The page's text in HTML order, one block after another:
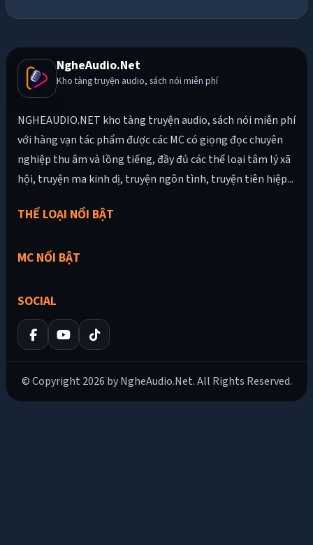
NgheAudio.Net
Kho tàng truyện audio, sách nói miễn phí
NGHEAUDIO.NET kho tàng truyện audio, sách nói miễn phí
với hàng vạn tác phẩm được các MC có giọng đọc chuyên
nghiệp thu âm và lồng tiếng, đầy đủ các thể loại tâm lý xã
hội, truyện ma kinh dị, truyện ngôn tình, truyện tiên hiệp...
THỂ LOẠI NỔI BẬT
MC NỔI BẬT
SOCIAL
© Copyright 2026 by NgheAudio.Net. All Rights Reserved.